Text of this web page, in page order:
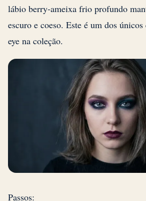
lábio berry-ameixa frio profundo
escuro e coeso. Este é um dos
eye na coleção.
Passos: